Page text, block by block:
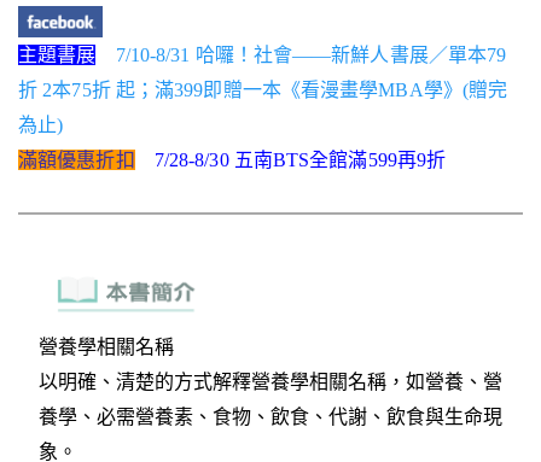
主題書展
7/10-8/31 哈囉！社會——新鮮人書展／單本79
折 2本75折 起；滿399即贈一本《看漫畫學MBA學》(贈完
為止)
滿額優惠折扣
7/28-8/30 五南BTS全館滿599再9折